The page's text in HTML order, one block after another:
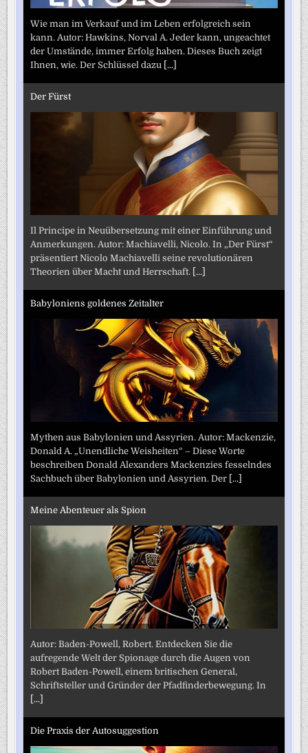
Wie man im Verkauf und im Leben erfolgreich sein
kann. Autor: Hawkins, Norval A. Jeder kann, ungeachtet
der Umstände, immer Erfolg haben. Dieses Buch zeigt
Ihnen, wie. Der Schlüssel dazu [...]
Der Fürst
Il Principe in Neuübersetzung mit einer Einführung und
Anmerkungen. Autor: Machiavelli, Nicolo. In „Der Fürst“
präsentiert Nicolo Machiavelli seine revolutionären
Theorien über Macht und Herrschaft. [...]
Babyloniens goldenes Zeitalter
Mythen aus Babylonien und Assyrien. Autor: Mackenzie,
Donald A. „Unendliche Weisheiten“ – Diese Worte
beschreiben Donald Alexanders Mackenzies fesselndes
Sachbuch über Babylonien und Assyrien. Der [...]
Meine Abenteuer als Spion
Autor: Baden-Powell, Robert. Entdecken Sie die
aufregende Welt der Spionage durch die Augen von
Robert Baden-Powell, einem britischen General,
Schriftsteller und Gründer der Pfadfinderbewegung. In
[...]
Die Praxis der Autosuggestion